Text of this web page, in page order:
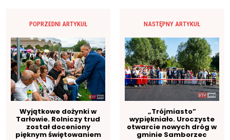
POPRZEDNI ARTYKUŁ
Wyjątkowe dożynki w
Tarłowie. Rolniczy trud
został doceniony
pięknym świętowaniem
NASTĘPNY ARTYKUŁ
„Trójmiasto”
wypiękniało. Uroczyste
otwarcie nowych dróg w
gminie Samborzec